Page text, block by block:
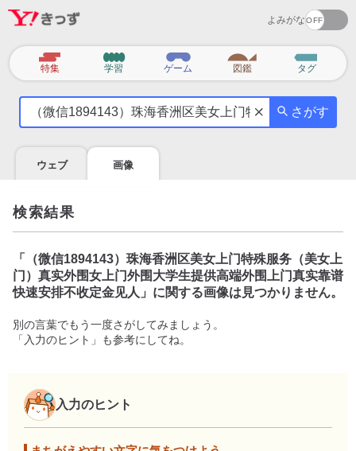
よみがな
カ
テ
特集 学習 ゲーム 図鑑 タグ
気
を
調
べ
よ
う
さがす
ウェブ 画像
検索結果
「
（微信1894143）珠海香洲区美女上门特殊服务（美女上
门）真实外围女上门外围大学生提供高端外围上门真实靠谱
快速安排不收定金见人 」に関する画像は見つかりません。
別の言葉でもう一度さがしてみましょう。
「入力のヒント」も参考にしてね。
入力のヒント